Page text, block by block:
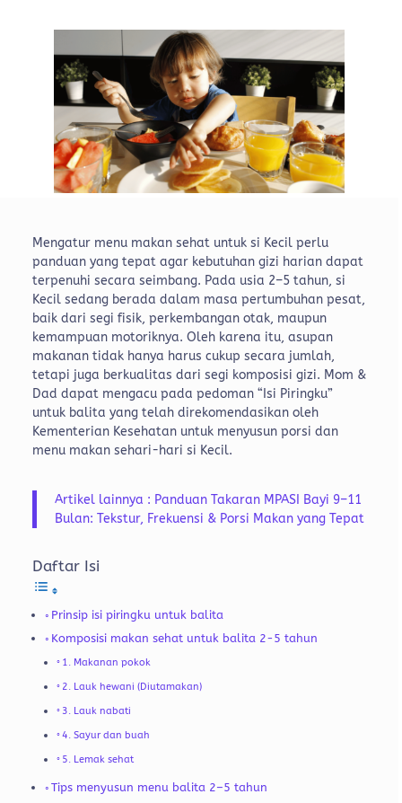
Mengatur menu makan sehat untuk si Kecil perlu
panduan yang tepat agar kebutuhan gizi harian dapat
terpenuhi secara seimbang. Pada usia 2–5 tahun, si
Kecil sedang berada dalam masa pertumbuhan pesat,
baik dari segi fisik, perkembangan otak, maupun
kemampuan motoriknya. Oleh karena itu, asupan
makanan tidak hanya harus cukup secara jumlah,
tetapi juga berkualitas dari segi komposisi gizi. Mom &
Dad dapat mengacu pada pedoman “Isi Piringku”
untuk balita yang telah direkomendasikan oleh
Kementerian Kesehatan untuk menyusun porsi dan
menu makan sehari-hari si Kecil.
Artikel lainnya : Panduan Takaran MPASI Bayi 9–11
Bulan: Tekstur, Frekuensi & Porsi Makan yang Tepat
Daftar Isi
Prinsip isi piringku untuk balita
Komposisi makan sehat untuk balita 2-5 tahun
1. Makanan pokok
2. Lauk hewani (Diutamakan)
3. Lauk nabati
4. Sayur dan buah
5. Lemak sehat
Tips menyusun menu balita 2–5 tahun